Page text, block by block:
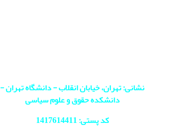
نشانی: تهران، خیابان انقلاب - دانشگاه تهران -
دانشکده حقوق و علوم سیاسی
کد پستی: 1417614411